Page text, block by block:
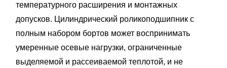
температурного расширения и монтажных
допусков. Цилиндрический роликоподшипник с
полным набором бортов может воспринимать
умеренные осевые нагрузки, ограниченные
выделяемой и рассеиваемой теплотой, и не